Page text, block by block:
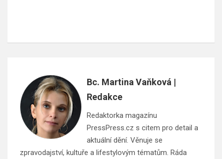
Bc. Martina Vaňková |
Redakce
Redaktorka magazínu
PressPress.cz s citem pro detail a
aktuální dění. Věnuje se
zpravodajství, kultuře a lifestylovým tématům. Ráda